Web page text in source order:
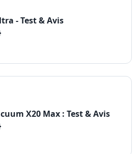
- Test & Avis
X20 Max : Test & Avis